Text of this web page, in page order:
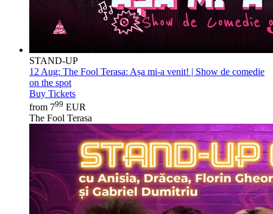
STAND-UP
12 Aug: The Fool Terasa: Așa mi-a venit! | Show de comedie
on the spot
Buy Tickets
from 799 EUR
The Fool Terasa